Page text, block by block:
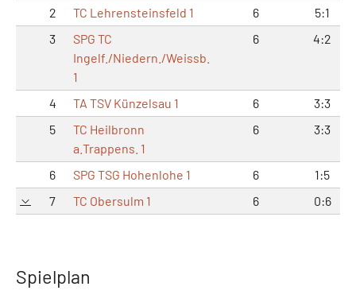
2
TC Lehrensteinsfeld 1 6
5:1
3
SPG TC
Ingelf./Niedern./Weissb.
1
6 4:2
4 TA TSV Künzelsau 1 6
3:3
5
TC Heilbronn
a.Trappens. 1
6 3:3
6 SPG TSG Hohenlohe 1 6
1:5
7
TC Obersulm 1 6 0:6
Spielplan